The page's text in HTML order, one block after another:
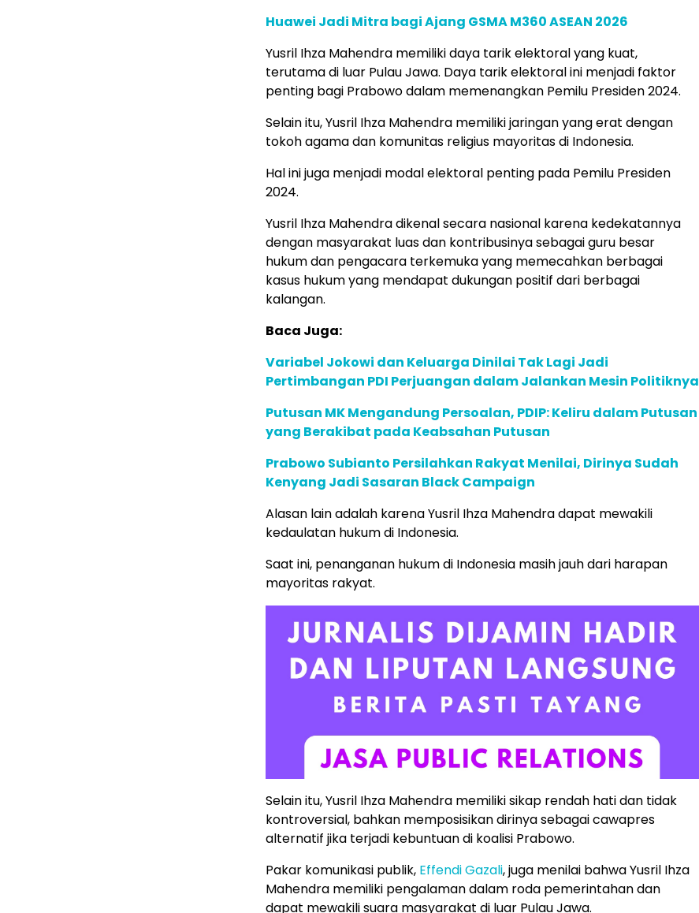
Huawei Jadi Mitra bagi Ajang GSMA M360 ASEAN 2026
Yusril Ihza Mahendra memiliki daya tarik elektoral yang kuat,
terutama di luar Pulau Jawa. Daya tarik elektoral ini menjadi faktor
penting bagi Prabowo dalam memenangkan Pemilu Presiden 2024.
Selain itu, Yusril Ihza Mahendra memiliki jaringan yang erat dengan
tokoh agama dan komunitas religius mayoritas di Indonesia.
Hal ini juga menjadi modal elektoral penting pada Pemilu Presiden
2024.
Yusril Ihza Mahendra dikenal secara nasional karena kedekatannya
dengan masyarakat luas dan kontribusinya sebagai guru besar
hukum dan pengacara terkemuka yang memecahkan berbagai
kasus hukum yang mendapat dukungan positif dari berbagai
kalangan.
Baca Juga:
Variabel Jokowi dan Keluarga Dinilai Tak Lagi Jadi
Pertimbangan PDI Perjuangan dalam Jalankan Mesin Politiknya
Putusan MK Mengandung Persoalan, PDIP: Keliru dalam Putusan
yang Berakibat pada Keabsahan Putusan
Prabowo Subianto Persilahkan Rakyat Menilai, Dirinya Sudah
Kenyang Jadi Sasaran Black Campaign
Alasan lain adalah karena Yusril Ihza Mahendra dapat mewakili
kedaulatan hukum di Indonesia.
Saat ini, penanganan hukum di Indonesia masih jauh dari harapan
mayoritas rakyat.
Selain itu, Yusril Ihza Mahendra memiliki sikap rendah hati dan tidak
kontroversial, bahkan memposisikan dirinya sebagai cawapres
alternatif jika terjadi kebuntuan di koalisi Prabowo.
Pakar komunikasi publik, Effendi Gazali, juga menilai bahwa Yusril Ihza
Mahendra memiliki pengalaman dalam roda pemerintahan dan
dapat mewakili suara masyarakat di luar Pulau Jawa.